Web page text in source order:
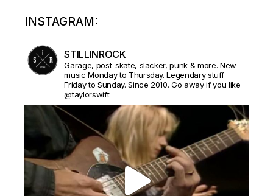
INSTAGRAM:
STILLINROCK
Garage, post-skate, slacker, punk & more. New
music Monday to Thursday. Legendary stuff
Friday to Sunday. Since 2010. Go away if you like
@taylorswift